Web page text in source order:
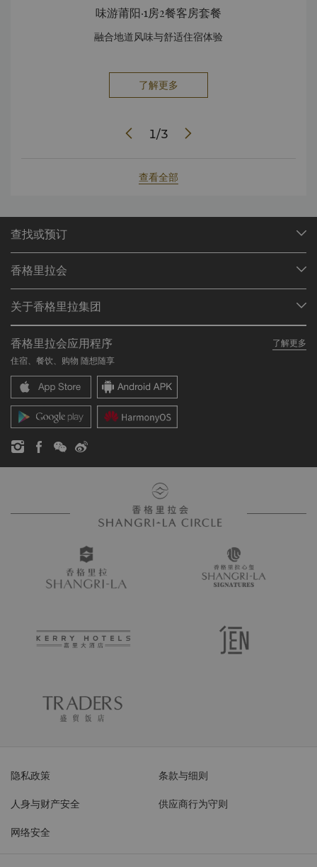
味游莆阳·1房2餐客房套餐
融合地道风味与舒适住宿体验
了解更多
1/3
查看全部
查找或预订
查找预订
餐厅与酒吧
香格里拉会
加入香格里拉会
常见问题
联络我们
关于香格里拉集团
我们的酒店品牌
香格里拉中心
香格里拉公寓
联系方式
职业发展
企业社会责任
新闻稿
香格里拉会应用程序
了解更多
住宿、餐饮、购物 随想随享
隐私政策 条款与细则
人身与财产安全 供应商行为守则
网络安全